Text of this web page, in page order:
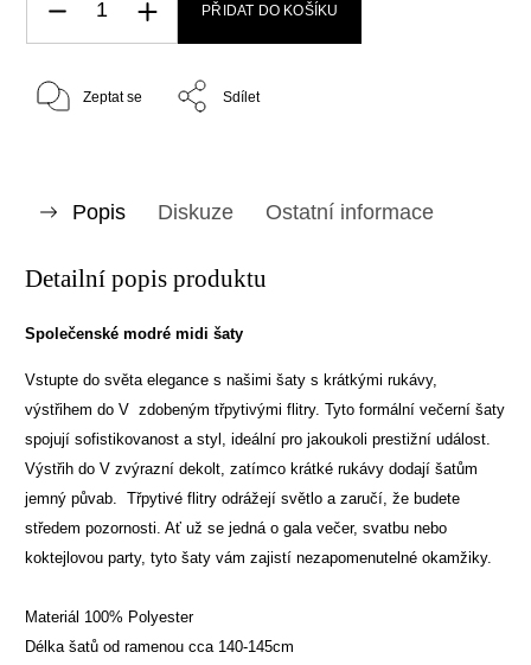
PŘIDAT DO KOŠÍKU
Zeptat se Sdílet
Popis Diskuze Ostatní informace
Detailní popis produktu
Společenské modré midi šaty
Vstupte do světa elegance s našimi šaty s krátkými rukávy,
výstřihem do V zdobeným třpytivými flitry. Tyto formální večerní šaty
spojují sofistikovanost a styl, ideální pro jakoukoli prestižní událost.
Výstřih do V zvýrazní dekolt, zatímco krátké rukávy dodají šatům
jemný půvab. Třpytivé flitry odrážejí světlo a zaručí, že budete
středem pozornosti. Ať už se jedná o gala večer, svatbu nebo
koktejlovou party, tyto šaty vám zajistí nezapomenutelné okamžiky.
Materiál 100% Polyester
Délka šatů od ramenou cca 140-145cm